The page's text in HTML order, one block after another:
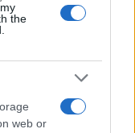
the
web or